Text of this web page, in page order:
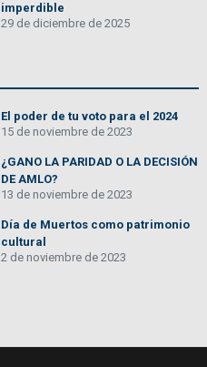
imperdible
29 de diciembre de 2025
El poder de tu voto para el 2024
15 de noviembre de 2023
¿GANO LA PARIDAD O LA DECISIÓN
DE AMLO?
13 de noviembre de 2023
Día de Muertos como patrimonio
cultural
2 de noviembre de 2023